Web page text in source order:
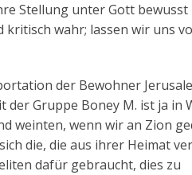
Stellung unter Gott bewusst
wahr; lassen wir uns
der Bewohner
der Gruppe Boney M. ist ja in
weinten, wenn wir an Zion
die, die aus ihrer Heimat
dafür gebraucht, dies zu